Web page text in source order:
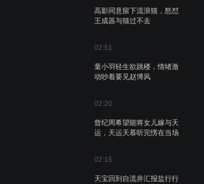
高影同意留下流浪猫，怒怼
王成器与猫过不去
02:51
童小羽轻生欲跳楼，情绪激
动吵着要见赵博风
02:20
曾纪周希望能将女儿嫁与天
运，天运天慕听完愣在当场
02:15
天宝回到自流井汇报盐行行